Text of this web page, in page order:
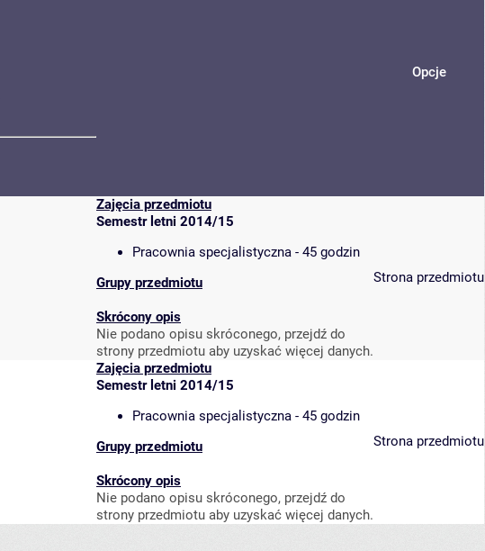
Opcje
Zajęcia przedmiotu
Semestr letni 2014/15
Pracownia specjalistyczna - 45 godzin
Grupy przedmiotu
Skrócony opis
Nie podano opisu skróconego, przejdź do
strony przedmiotu aby uzyskać więcej danych.
Strona przedmiotu
Zajęcia przedmiotu
Semestr letni 2014/15
Pracownia specjalistyczna - 45 godzin
Grupy przedmiotu
Skrócony opis
Nie podano opisu skróconego, przejdź do
strony przedmiotu aby uzyskać więcej danych.
Strona przedmiotu